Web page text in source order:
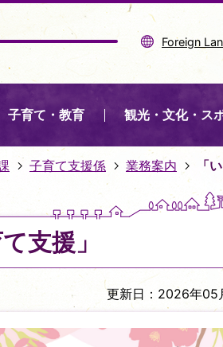
Foreign
子育て・教育 観光・文化・ス
子育て支援係 業務案内 「
支援」
更新日：2026年05